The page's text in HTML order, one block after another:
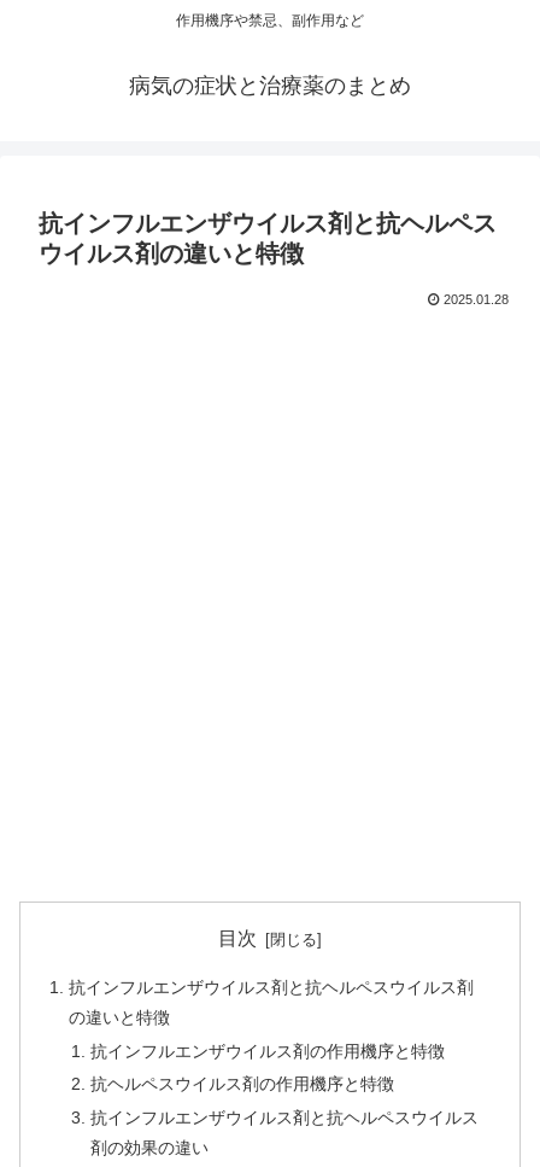
作用機序や禁忌、副作用など
病気の症状と治療薬のまとめ
抗インフルエンザウイルス剤と抗ヘルペス
ウイルス剤の違いと特徴
2025.01.28
目次
抗インフルエンザウイルス剤と抗ヘルペスウイルス剤
の違いと特徴
抗インフルエンザウイルス剤の作用機序と特徴
抗ヘルペスウイルス剤の作用機序と特徴
抗インフルエンザウイルス剤と抗ヘルペスウイルス
剤の効果の違い